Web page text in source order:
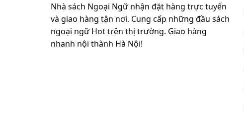
Nhà sách Ngoại Ngữ nhận đặt hàng trực tuyến
và giao hàng tận nơi. Cung cấp những đầu sách
ngoại ngữ Hot trên thị trường. Giao hàng
nhanh nội thành Hà Nội!